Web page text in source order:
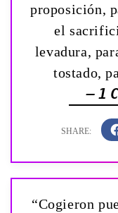
proposición,
el
levadura,
tostado,
— 1
“Cogieron